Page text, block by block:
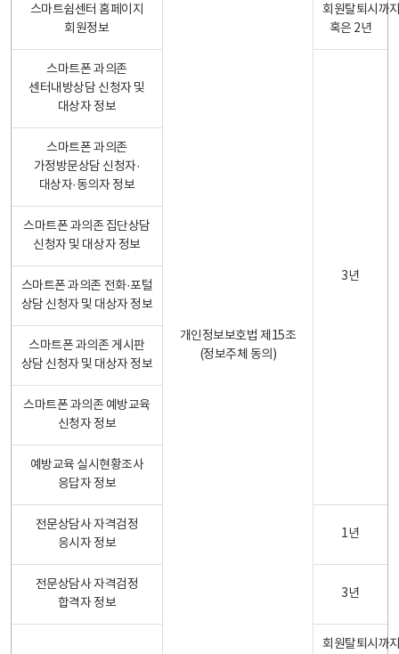
스마트쉼센터 홈페이지
회원정보
개인정보보호법 제15조
(정보주체 동의)
회원탈퇴시까
혹은 2년
스마트폰 과의존
센터내방상담 신청자 및
대상자 정보
3년
스마트폰 과의존
가정방문상담 신청자·
대상자·동의자 정보
스마트폰 과의존 집단상담
신청자 및 대상자 정보
스마트폰 과의존 전화·포털
상담 신청자 및 대상자 정보
스마트폰 과의존 게시판
상담 신청자 및 대상자 정보
스마트폰 과의존 예방교육
신청자 정보
예방교육 실시현황조사
응답자 정보
전문상담사 자격검정
응시자 정보
1년
전문상담사 자격검정
합격자 정보
3년
회원탈퇴시까